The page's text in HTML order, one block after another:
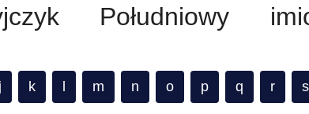
Południowy
j k m n o p q r s